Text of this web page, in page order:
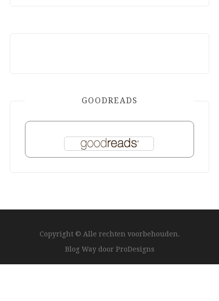
GOODREADS
Copyright © Alle rechten voorbehouden.
Blog Way door ProDesigns